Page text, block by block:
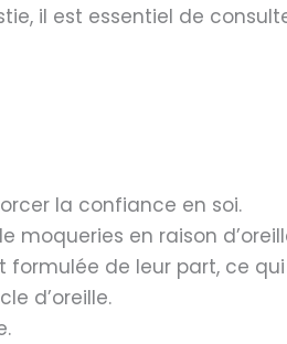
il est essentiel de
la confiance en soi.
en raison
de leur part, ce
d’oreille.